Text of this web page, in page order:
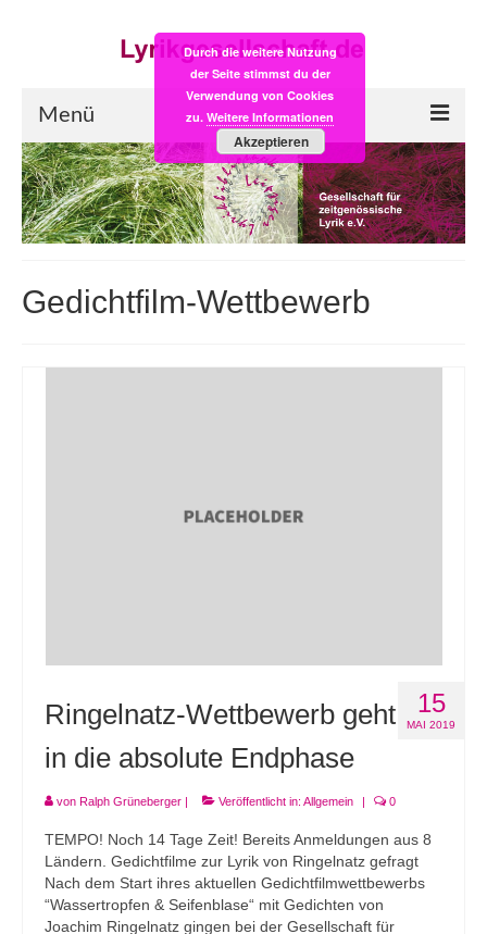
Menü
Start
LYRIK:POST
Einkaufsladen
Lyrikschaufenster im Literaturhaus Leipzig
Mitglied werden
Gedichtfilm-Wettbewerb
15
MAI 2019
Ringelnatz-Wettbewerb geht
in die absolute Endphase
von Ralph Grüneberger | Veröffentlicht in: Allgemein | 0
TEMPO! Noch 14 Tage Zeit! Bereits Anmeldungen aus 8
Ländern. Gedichtfilme zur Lyrik von Ringelnatz gefragt
Nach dem Start ihres aktuellen Gedichtfilmwettbewerbs
“Wassertropfen & Seifenblase“ mit Gedichten von
Joachim Ringelnatz gingen bei der Gesellschaft für
Durch die weitere Nutzung
der Seite stimmst du der
Verwendung von Cookies
zu. Weitere Informationen
Akzeptieren